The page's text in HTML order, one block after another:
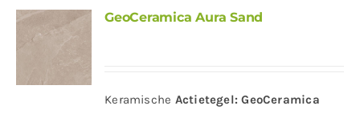
GeoCeramica Aura Sand
Keramische Actietegel: GeoCeramica